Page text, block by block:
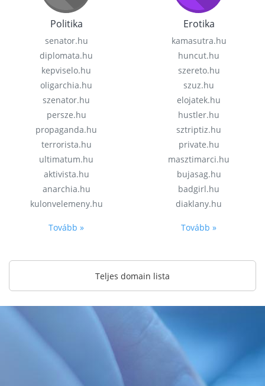
Politika
senator.hu
diplomata.hu
kepviselo.hu
oligarchia.hu
szenator.hu
persze.hu
propaganda.hu
terrorista.hu
ultimatum.hu
aktivista.hu
anarchia.hu
kulonvelemeny.hu
Tovább »
Erotika
kamasutra.hu
huncut.hu
szereto.hu
szuz.hu
elojatek.hu
hustler.hu
sztriptiz.hu
private.hu
masztimarci.hu
bujasag.hu
badgirl.hu
diaklany.hu
Tovább »
Teljes domain lista